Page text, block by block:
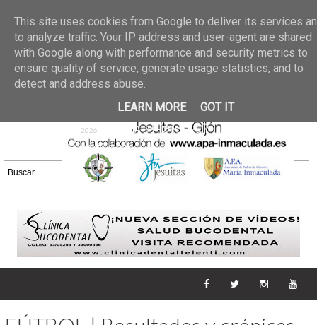
02 jun 2026
GALERIA DE FOTOS
30/05/2026
25 may 2026
GALERIA
DE FOTOS 23/05/2026
20 may
2026
GALERIA DE FOTOS
16/05/2026
DE FOTOS 09/05/2026
28 abr
2026
GALERIA DE FOTOS 25 Y
26/04/2026
This site uses cookies from Google to deliver its services
to analyze traffic. Your IP address and user-agent are shared
with Google along with performance and security metrics to
ensure quality of service, generate usage statistics, and to
detect and address abuse.
LEARN MORE
GOT IT